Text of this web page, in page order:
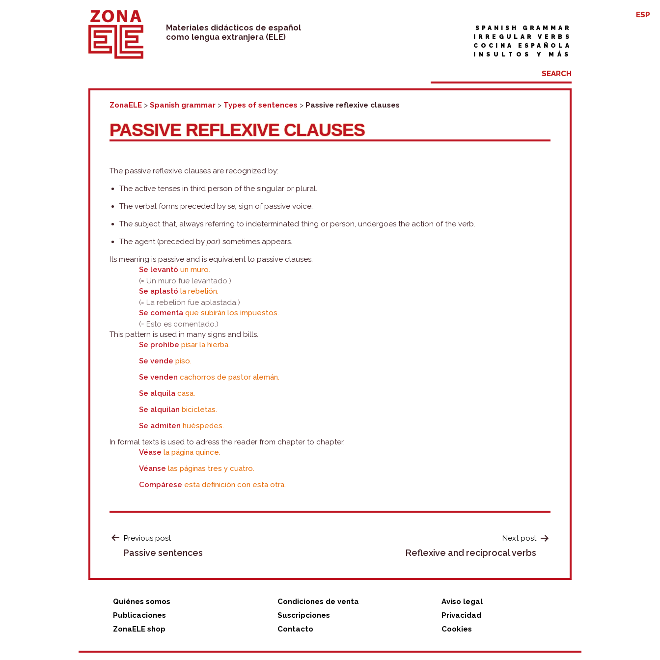
Skip
content
Materiales didácticos de español
como lengua extranjera (ELE)
SPANISH GRAMMAR
IRREGULAR VERBS
COCINA ESPAÑOLA
INSULTOS Y MÁS
ESP
ZonaELE >Spanish grammar > Types of sentences > Passive reflexive clauses
PASSIVE REFLEXIVE CLAUSES
The passive reflexive clauses are recognized by:
The active tenses in third person of the singular or plural.
The verbal forms preceded byse, sign of passive voice.
The subject that, always referring to indeterminated thing or person, undergoes the action of the verb.
The agent (preceded bypor) sometimes appears.
Its meaning is passive and is equivalent to passive clauses.
Se levantó un muro.
(= Un muro fue levantado.)
Se aplastó la rebelión.
(= La rebelión fue aplastada.)
Se comenta que subirán los impuestos.
(= Esto es comentado.)
This pattern is used in many signs and bills.
Se prohíbe pisar la hierba.
Se vende piso.
Se venden cachorros de pastor alemán.
Se alquila casa.
Se alquilan bicicletas.
Se admiten huéspedes.
In formal texts is used to adress the reader from chapter to chapter.
Véase la página quince.
Véanse las páginas tres y cuatro.
Compárese esta definición con esta otra.
POST
NAVIGATION
Previous post
Passive sentences
Next post
Reflexive and reciprocal verbs
Quiénes somos
Publicaciones
ZonaELE shop
Condiciones de venta
Suscripciones
Contacto
Aviso legal
Privacidad
Cookies